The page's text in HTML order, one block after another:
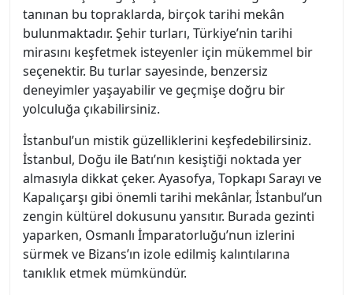
tanınan bu topraklarda, birçok tarihi mekân
bulunmaktadır. Şehir turları, Türkiye’nin tarihi
mirasını keşfetmek isteyenler için mükemmel bir
seçenektir. Bu turlar sayesinde, benzersiz
deneyimler yaşayabilir ve geçmişe doğru bir
yolculuğa çıkabilirsiniz.
İstanbul’un mistik güzelliklerini keşfedebilirsiniz.
İstanbul, Doğu ile Batı’nın kesiştiği noktada yer
almasıyla dikkat çeker. Ayasofya, Topkapı Sarayı ve
Kapalıçarşı gibi önemli tarihi mekânlar, İstanbul’un
zengin kültürel dokusunu yansıtır. Burada gezinti
yaparken, Osmanlı İmparatorluğu’nun izlerini
sürmek ve Bizans’ın izole edilmiş kalıntılarına
tanıklık etmek mümkündür.